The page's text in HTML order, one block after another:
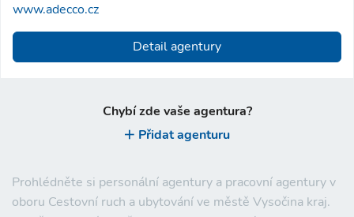
Prohlédněte si personální agentury a pracovní agentury v
oboru Cestovní ruch a ubytování ve městě Vysočina kraj.
www.adecco.cz
Detail agentury
Chybí zde vaše agentura?
Přidat agenturu